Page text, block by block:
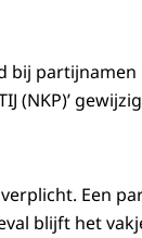
bij
(NKP)’
Een
blijft het